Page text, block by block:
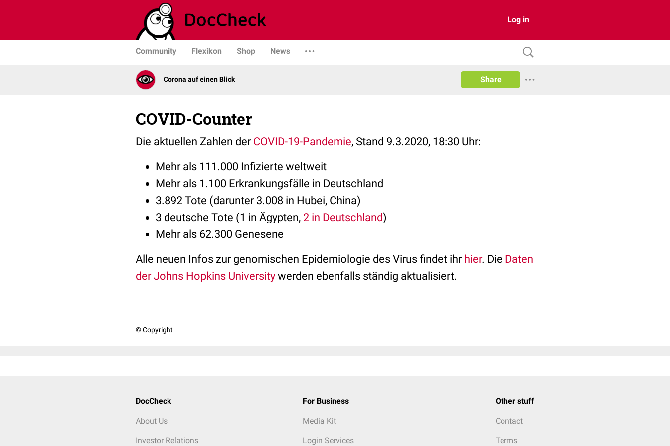
Log in
Community Flexikon Shop News
Corona auf einen Blick Share
COVID-Counter
Die aktuellen Zahlen der COVID-19-Pandemie, Stand 9.3.2020, 18:30 Uhr:
Mehr als 111.000 Infizierte weltweit
Mehr als 1.100 Erkrankungsfälle in Deutschland
3.892 Tote (darunter 3.008 in Hubei, China)
3 deutsche Tote (1 in Ägypten, 2 in Deutschland)
Mehr als 62.300 Genesene
Alle neuen Infos zur genomischen Epidemiologie des Virus findet ihr hier. Die Daten
der Johns Hopkins University werden ebenfalls ständig aktualisiert.
© Copyright
DocCheck
About Us
Investor Relations
For Business
Media Kit
Login Services
Other stuff
Contact
Terms